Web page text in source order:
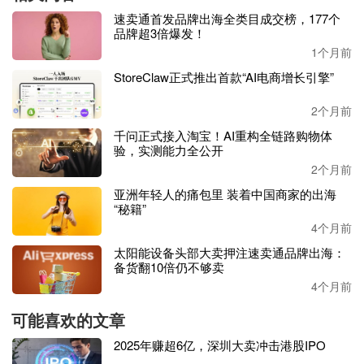
受震撼。
仅仅在中国一个普通产业带上的普通中国工厂里，Frengen
就全程目睹了
挖掘机生产过程很复杂，
中国工厂集约化的处理方
式、产业集群的能力以及一些自动化的生产工艺，让一个复
杂的工程变得更清晰和有条不紊。
他再发了一个探访视频，再度爆火，
工厂。
而 Frengen的经历并非个例，记者
海外买家对小型挖掘机的购买情绪高涨，2025年华翊小
速卖通首发品牌出海全类目成交榜，177个
品牌超3倍爆发！
1个月前
StoreClaw正式推出首款“AI电商增长引擎”
2个月前
千问正式接入淘宝！AI重构全链路购物体
验，实测能力全公开
2个月前
亚洲年轻人的痛包里 装着中国商家的出海
“秘籍”
4个月前
太阳能设备头部大卖押注速卖通品牌出海：
备货翻10倍仍不够卖
4个月前
可能喜欢的文章
2025年赚超6亿，深圳大卖冲击港股IPO